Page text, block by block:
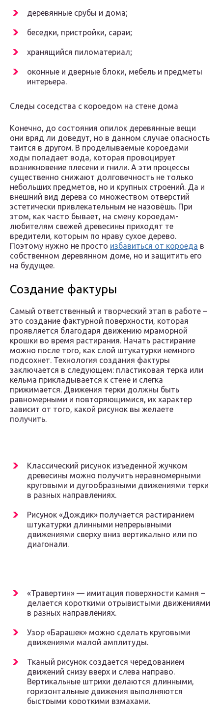
деревянные срубы и дома;
беседки, пристройки, сараи;
хранящийся пиломатериал;
оконные и дверные блоки, мебель и предметы
интерьера.
Следы соседства с короедом на стене дома
Конечно, до состояния опилок деревянные вещи
они вряд ли доведут, но в данном случае опасность
таится в другом. В проделываемые короедами
ходы попадает вода, которая провоцирует
возникновение плесени и гнили. А эти процессы
существенно снижают долговечность не только
небольших предметов, но и крупных строений. Да и
внешний вид дерева со множеством отверстий
эстетически привлекательным не назовёшь. При
этом, как часто бывает, на смену короедам-
любителям свежей древесины приходят те
вредители, которым по нраву сухое дерево.
Поэтому нужно не просто избавиться от короеда в
собственном деревянном доме, но и защитить его
на будущее.
Создание фактуры
Самый ответственный и творческий этап в работе –
это создание фактурной поверхности, которая
проявляется благодаря движению мраморной
крошки во время растирания. Начать растирание
можно после того, как слой штукатурки немного
подсохнет. Технология создания фактуры
заключается в следующем: пластиковая терка или
кельма прикладывается к стене и слегка
прижимается. Движения терки должны быть
равномерными и повторяющимися, их характер
зависит от того, какой рисунок вы желаете
получить.
Классический рисунок изъеденной жучком
древесины можно получить неравномерными
круговыми и дугообразными движениями терки
в разных направлениях.
Рисунок «Дождик» получается растиранием
штукатурки длинными непрерывными
движениями сверху вниз вертикально или по
диагонали.
«Травертин» — имитация поверхности камня –
делается короткими отрывистыми движениями
в разных направлениях.
Узор «Барашек» можно сделать круговыми
движениями малой амплитуды.
Тканый рисунок создается чередованием
движений снизу вверх и слева направо.
Вертикальные штрихи делаются длинными,
горизонтальные движения выполняются
быстрыми короткими взмахами.